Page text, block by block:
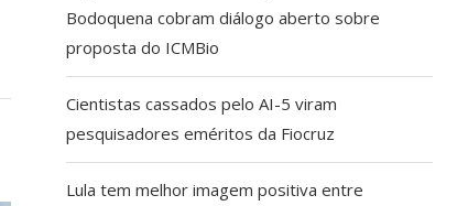
Bodoquena cobram diálogo aberto sobre
proposta do ICMBio
Cientistas cassados pelo AI-5 viram
pesquisadores eméritos da Fiocruz
Lula tem melhor imagem positiva entre